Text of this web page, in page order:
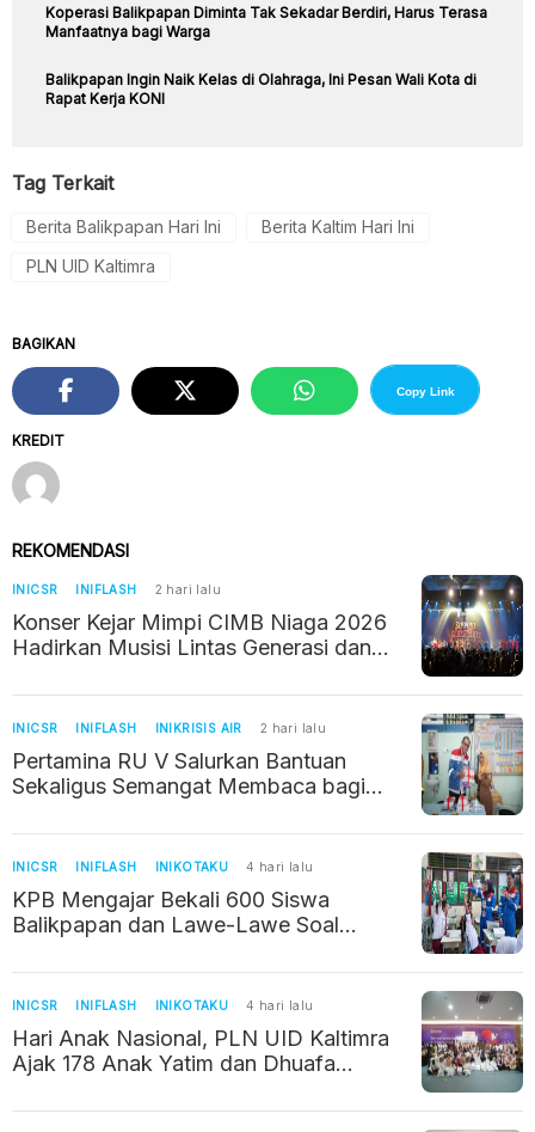
Koperasi Balikpapan Diminta Tak Sekadar Berdiri, Harus Terasa
Manfaatnya bagi Warga
Balikpapan Ingin Naik Kelas di Olahraga, Ini Pesan Wali Kota di
Rapat Kerja KONI
Tag Terkait
Berita Balikpapan Hari Ini
Berita Kaltim Hari Ini
PLN UID Kaltimra
KREDIT
BAGIKAN
Copy Link
REKOMENDASI
INICSR INIFLASH 2 hari lalu
Konser Kejar Mimpi CIMB Niaga 2026
Hadirkan Musisi Lintas Generasi dan
INICSR INIFLASH INIKRISIS AIR 2 hari lalu
Pertamina RU V Salurkan Bantuan
Sekaligus Semangat Membaca bagi
INICSR INIFLASH INIKOTAKU 4 hari lalu
KPB Mengajar Bekali 600 Siswa
Balikpapan dan Lawe-Lawe Soal
INICSR INIFLASH INIKOTAKU 4 hari lalu
Hari Anak Nasional, PLN UID Kaltimra
Ajak 178 Anak Yatim dan Dhuafa